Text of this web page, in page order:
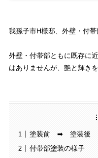
我孫子市H様邸、外壁・付帯
外壁・付帯部ともに既存に
はありませんが、艶と輝き
塗装前 ➡ 塗装後
付帯部塗装の様子